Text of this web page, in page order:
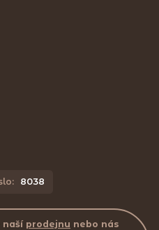
8038
naší prodejnu nebo nás